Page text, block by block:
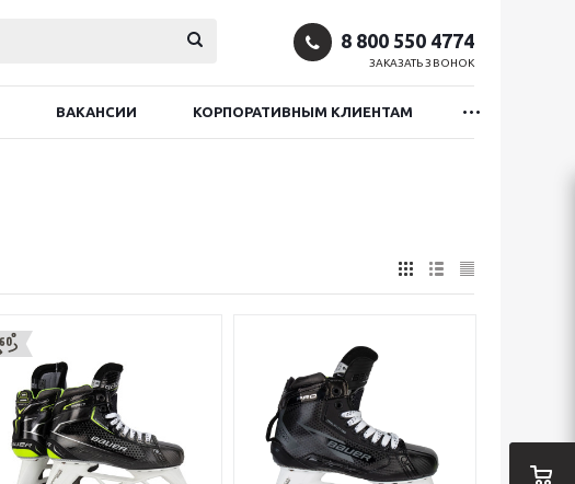
8 800 550 4774
ЗАКАЗАТЬ ЗВОНОК
ВАКАНСИИ КОРПОРАТИВНЫМ КЛИЕНТАМ